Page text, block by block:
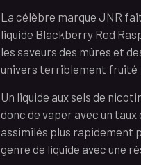
La célèbre marque JNR
liquide Blackberry Red
les saveurs des mûres et
univers terriblement fruité
Un liquide aux sels de
donc de vaper avec un
assimilés plus rapidement
genre de liquide avec une